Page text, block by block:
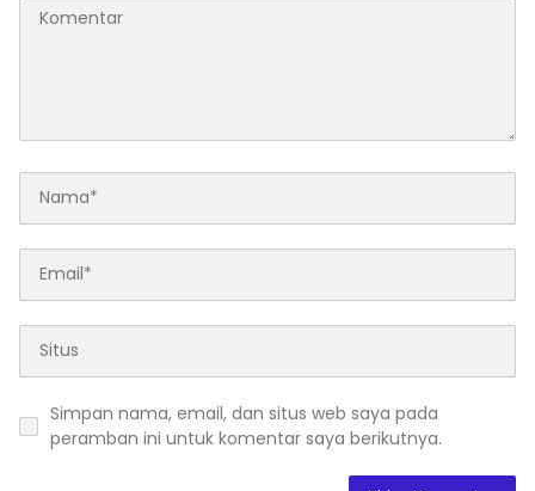
Simpan nama, email, dan situs web saya pada
peramban ini untuk komentar saya berikutnya.